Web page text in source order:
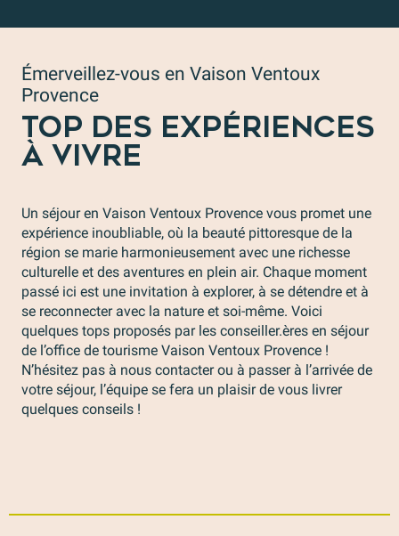
Émerveillez-vous en Vaison Ventoux
Provence
TOP DES EXPÉRIENCES
À VIVRE
Un séjour en Vaison Ventoux Provence vous promet une
expérience inoubliable, où la beauté pittoresque de la
région se marie harmonieusement avec une richesse
culturelle et des aventures en plein air. Chaque moment
passé ici est une invitation à explorer, à se détendre et à
se reconnecter avec la nature et soi-même. Voici
quelques tops proposés par les conseiller.ères en séjour
de l’office de tourisme Vaison Ventoux Provence !
N’hésitez pas à nous contacter ou à passer à l’arrivée de
votre séjour, l’équipe se fera un plaisir de vous livrer
quelques conseils !